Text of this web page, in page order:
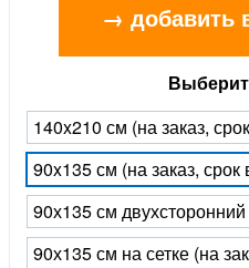
→ добавить